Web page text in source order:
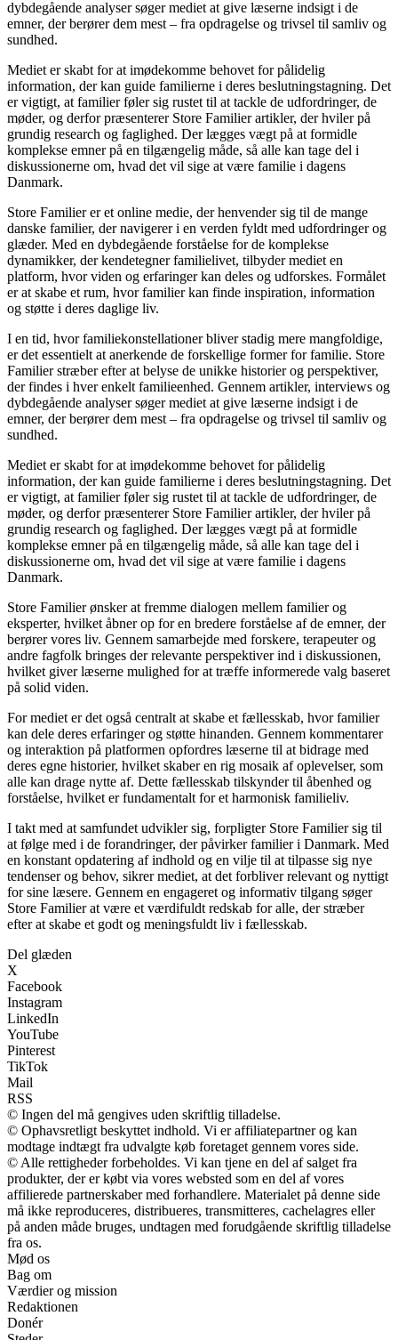
dybdegående analyser søger mediet at give læserne indsigt i de
emner, der berører dem mest – fra opdragelse og trivsel til samliv og
sundhed.
Mediet er skabt for at imødekomme behovet for pålidelig
information, der kan guide familierne i deres beslutningstagning. Det
er vigtigt, at familier føler sig rustet til at tackle de udfordringer, de
møder, og derfor præsenterer Store Familier artikler, der hviler på
grundig research og faglighed. Der lægges vægt på at formidle
komplekse emner på en tilgængelig måde, så alle kan tage del i
diskussionerne om, hvad det vil sige at være familie i dagens
Danmark.
Store Familier er et online medie, der henvender sig til de mange
danske familier, der navigerer i en verden fyldt med udfordringer og
glæder. Med en dybdegående forståelse for de komplekse
dynamikker, der kendetegner familielivet, tilbyder mediet en
platform, hvor viden og erfaringer kan deles og udforskes. Formålet
er at skabe et rum, hvor familier kan finde inspiration, information
og støtte i deres daglige liv.
I en tid, hvor familiekonstellationer bliver stadig mere mangfoldige,
er det essentielt at anerkende de forskellige former for familie. Store
Familier stræber efter at belyse de unikke historier og perspektiver,
der findes i hver enkelt familieenhed. Gennem artikler, interviews og
dybdegående analyser søger mediet at give læserne indsigt i de
emner, der berører dem mest – fra opdragelse og trivsel til samliv og
sundhed.
Mediet er skabt for at imødekomme behovet for pålidelig
information, der kan guide familierne i deres beslutningstagning. Det
er vigtigt, at familier føler sig rustet til at tackle de udfordringer, de
møder, og derfor præsenterer Store Familier artikler, der hviler på
grundig research og faglighed. Der lægges vægt på at formidle
komplekse emner på en tilgængelig måde, så alle kan tage del i
diskussionerne om, hvad det vil sige at være familie i dagens
Danmark.
Store Familier ønsker at fremme dialogen mellem familier og
eksperter, hvilket åbner op for en bredere forståelse af de emner, der
berører vores liv. Gennem samarbejde med forskere, terapeuter og
andre fagfolk bringes der relevante perspektiver ind i diskussionen,
hvilket giver læserne mulighed for at træffe informerede valg baseret
på solid viden.
For mediet er det også centralt at skabe et fællesskab, hvor familier
kan dele deres erfaringer og støtte hinanden. Gennem kommentarer
og interaktion på platformen opfordres læserne til at bidrage med
deres egne historier, hvilket skaber en rig mosaik af oplevelser, som
alle kan drage nytte af. Dette fællesskab tilskynder til åbenhed og
forståelse, hvilket er fundamentalt for et harmonisk familieliv.
I takt med at samfundet udvikler sig, forpligter Store Familier sig til
at følge med i de forandringer, der påvirker familier i Danmark. Med
en konstant opdatering af indhold og en vilje til at tilpasse sig nye
tendenser og behov, sikrer mediet, at det forbliver relevant og nyttigt
for sine læsere. Gennem en engageret og informativ tilgang søger
Store Familier at være et værdifuldt redskab for alle, der stræber
efter at skabe et godt og meningsfuldt liv i fællesskab.
Del glæden
X
Facebook
Instagram
LinkedIn
YouTube
Pinterest
TikTok
Mail
RSS
© Ingen del må gengives uden skriftlig tilladelse.
© Ophavsretligt beskyttet indhold. Vi er affiliatepartner og kan
modtage indtægt fra udvalgte køb foretaget gennem vores side.
© Alle rettigheder forbeholdes. Vi kan tjene en del af salget fra
produkter, der er købt via vores websted som en del af vores
affilierede partnerskaber med forhandlere. Materialet på denne side
må ikke reproduceres, distribueres, transmitteres, cachelagres eller
på anden måde bruges, undtagen med forudgående skriftlig tilladelse
fra os.
Mød os
Bag om
Værdier og mission
Redaktionen
Donér